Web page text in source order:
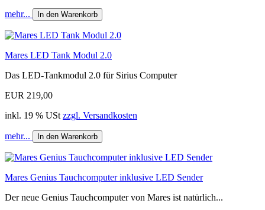
mehr... In den Warenkorb
Mares LED Tank Modul 2.0
Das LED-Tankmodul 2.0 für Sirius Computer
EUR 219,00
inkl. 19 % USt zzgl. Versandkosten
mehr... In den Warenkorb
Mares Genius Tauchcomputer inklusive LED Sender
Der neue Genius Tauchcomputer von Mares ist natürlich...